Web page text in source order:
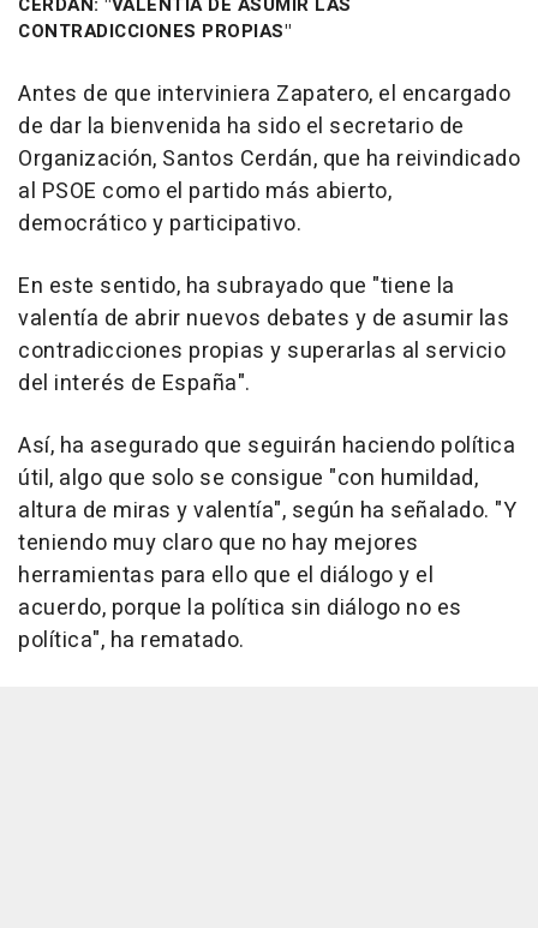
CONTRADICCIONES PROPIAS"
Antes de que interviniera Zapatero, el encargado
de dar la bienvenida ha sido el secretario de
Organización, Santos Cerdán, que ha reivindicado
al PSOE como el partido más abierto,
democrático y participativo.
En este sentido, ha subrayado que "tiene la
valentía de abrir nuevos debates y de asumir las
contradicciones propias y superarlas al servicio
del interés de España".
Así, ha asegurado que seguirán haciendo política
útil, algo que solo se consigue "con humildad,
altura de miras y valentía", según ha señalado. "Y
teniendo muy claro que no hay mejores
herramientas para ello que el diálogo y el
acuerdo, porque la política sin diálogo no es
política", ha rematado.